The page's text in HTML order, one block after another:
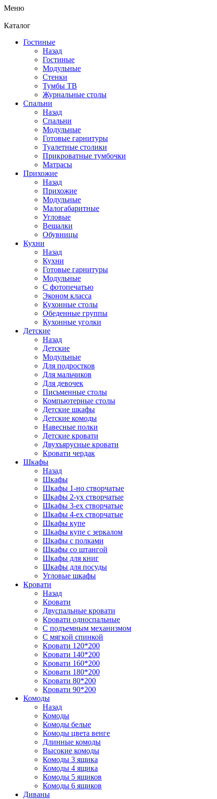
Меню
Каталог
Гостиные
Назад
Гостиные
Модульные
Стенки
Тумбы ТВ
Журнальные столы
Спальни
Назад
Спальни
Модульные
Готовые гарнитуры
Туалетные столики
Прикроватные тумбочки
Матрасы
Прихожие
Назад
Прихожие
Модульные
Малогабаритные
Угловые
Вешалки
Обувницы
Кухни
Назад
Кухни
Готовые гарнитуры
Модульные
С фотопечатью
Эконом класса
Кухонные столы
Обеденные группы
Кухонные уголки
Детские
Назад
Детские
Модульные
Для подростков
Для мальчиков
Для девочек
Письменные столы
Компьютерные столы
Детские шкафы
Детские комоды
Навесные полки
Детские кровати
Двухъярусные кровати
Кровати чердак
Шкафы
Назад
Шкафы
Шкафы 1-но створчатые
Шкафы 2-ух створчатые
Шкафы 3-ех створчатые
Шкафы 4-ех створчатые
Шкафы купе
Шкафы купе с зеркалом
Шкафы с полками
Шкафы со штангой
Шкафы для книг
Шкафы для посуды
Угловые шкафы
Кровати
Назад
Кровати
Двуспальные кровати
Кровати односпальные
С подъемным механизмом
С мягкой спинкой
Кровати 120*200
Кровати 140*200
Кровати 160*200
Кровати 180*200
Кровати 80*200
Кровати 90*200
Комоды
Назад
Комоды
Комоды белые
Комоды цвета венге
Длинные комоды
Высокие комоды
Комоды 3 ящика
Комоды 4 ящика
Комоды 5 ящиков
Комоды 6 ящиков
Диваны